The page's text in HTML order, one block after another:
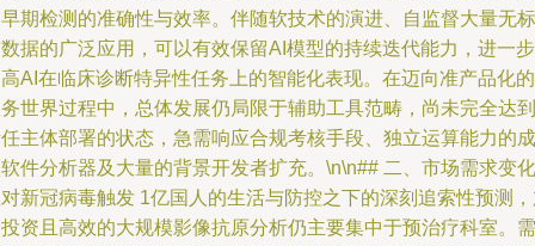
期检测的准确性与效率。伴随软技术的演进、自监督大量无标
据的广泛应用，可以有效保留AI模型的持续迭代能力，进一步
AI在临床诊断特异性任务上的智能化表现。在迈向准产品化的
世界过程中，总体发展仍局限于辅助工具范畴，尚未完全达到
主体部署的状态，急需响应合规考核手段、独立运算能力的成
件分析器及大量的背景开发者扩充。\n\n## 二、市场需求变
新冠病毒触发 1亿国人的生活与防控之下的深刻追索性预测
资且高效的大规模影像抗原分析仍主要集中于预治疗科室。需